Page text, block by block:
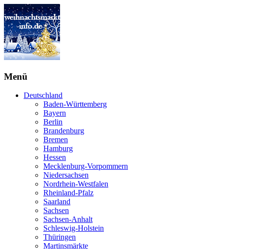
Menü
Deutschland
Baden-Württemberg
Bayern
Berlin
Brandenburg
Bremen
Hamburg
Hessen
Mecklenburg-Vorpommern
Niedersachsen
Nordrhein-Westfalen
Rheinland-Pfalz
Saarland
Sachsen
Sachsen-Anhalt
Schleswig-Holstein
Thüringen
Martinsmärkte